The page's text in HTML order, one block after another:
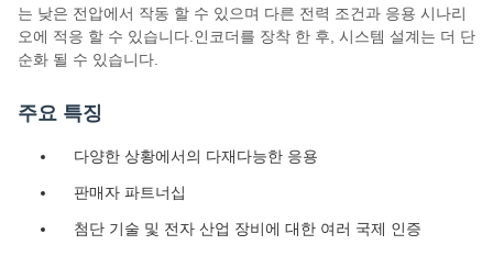
는 낮은 전압에서 작동 할 수 있으며 다른 전력 조건과 응용 시나리
오에 적응 할 수 있습니다.인코더를 장착 한 후, 시스템 설계는 더 단
순화 될 수 있습니다.
주요 특징
다양한 상황에서의 다재다능한 응용
판매자 파트너십
첨단 기술 및 전자 산업 장비에 대한 여러 국제 인증